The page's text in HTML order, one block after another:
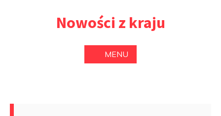
Nowości z kraju
MENU